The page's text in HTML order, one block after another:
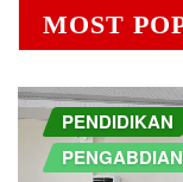
MOST
PENDIDIKAN
PENGABDIAN